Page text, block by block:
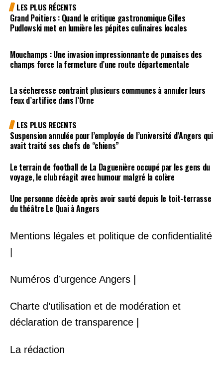
LES PLUS RÉCENTS
Grand Poitiers : Quand le critique gastronomique Gilles
Pudlowski met en lumière les pépites culinaires locales
Mouchamps : Une invasion impressionnante de punaises des
champs force la fermeture d’une route départementale
La sécheresse contraint plusieurs communes à annuler leurs
feux d’artifice dans l’Orne
LES PLUS RECENTS
Suspension annulée pour l’employée de l’université d’Angers qui
avait traité ses chefs de “chiens”
Le terrain de football de La Daguenière occupé par les gens du
voyage, le club réagit avec humour malgré la colère
Une personne décède après avoir sauté depuis le toit-terrasse
du théâtre Le Quai à Angers
Mentions légales et politique de confidentialité
Numéros d’urgence Angers |
Charte d’utilisation et de modération et
déclaration de transparence |
La rédaction